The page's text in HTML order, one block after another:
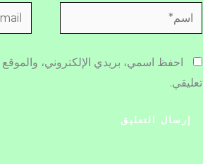
اسم* Email*
احفظ اسمي، بريدي الإلكتروني،
تعليقي.